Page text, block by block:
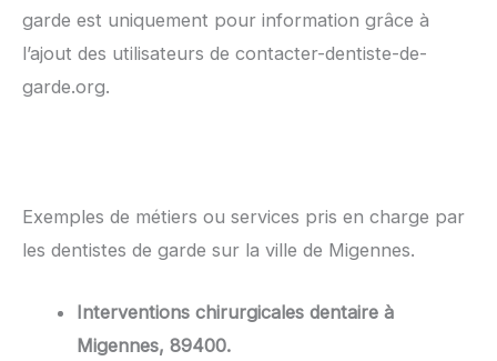
garde est uniquement pour information grâce à
l’ajout des utilisateurs de contacter-dentiste-de-
garde.org.
Exemples de métiers ou services pris en charge par
les dentistes de garde sur la ville de Migennes.
Interventions chirurgicales dentaire à
Migennes, 89400.